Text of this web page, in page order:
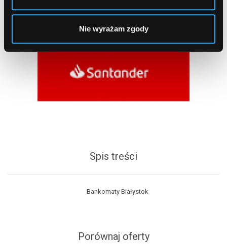
Nie wyrażam zgody
Spis treści
Bankomaty Białystok
Porównaj oferty